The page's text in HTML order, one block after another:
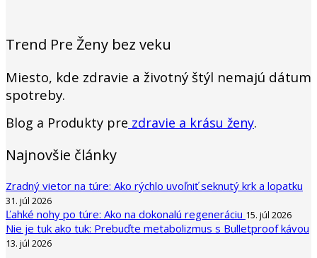
Trend Pre Ženy bez veku
Miesto, kde zdravie a životný štýl nemajú dátum
spotreby.
Blog a Produkty pre zdravie a krásu ženy.
Najnovšie články
Zradný vietor na túre: Ako rýchlo uvoľniť seknutý krk a lopatku
31. júl 2026
Ľahké nohy po túre: Ako na dokonalú regeneráciu 15. júl 2026
Nie je tuk ako tuk: Prebuďte metabolizmus s Bulletproof kávou
13. júl 2026